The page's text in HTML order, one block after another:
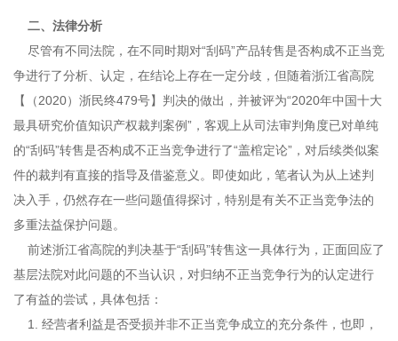
二、法律分析
尽管有不同法院，在不同时期对“刮码”产品转售是否构成不正当竞
争进行了分析、认定，在结论上存在一定分歧，但随着浙江省高院
【（2020）浙民终479号】判决的做出，并被评为“2020年中国十大
最具研究价值知识产权裁判案例”，客观上从司法审判角度已对单纯
的“刮码”转售是否构成不正当竞争进行了“盖棺定论”，对后续类似案
件的裁判有直接的指导及借鉴意义。即使如此，笔者认为从上述判
决入手，仍然存在一些问题值得探讨，特别是有关不正当竞争法的
多重法益保护问题。
前述浙江省高院的判决基于“刮码”转售这一具体行为，正面回应了
基层法院对此问题的不当认识，对归纳不正当竞争行为的认定进行
了有益的尝试，具体包括：
1. 经营者利益是否受损并非不正当竞争成立的充分条件，也即，